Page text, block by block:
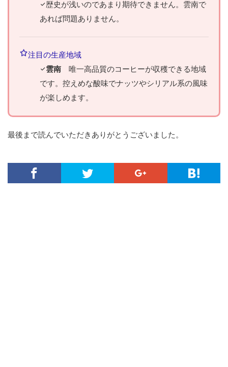
歴史が浅いのであまり期待できません。雲南で
あれば問題ありません。
注目の生産地域
雲南 唯一高品質のコーヒーが収穫できる地域
です。控えめな酸味でナッツやシリアル系の風味
が楽しめます。
最後まで読んでいただきありがとうございました。